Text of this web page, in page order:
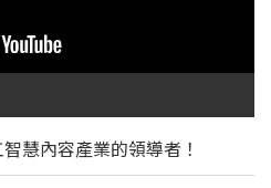
慧內容產業的領導者！